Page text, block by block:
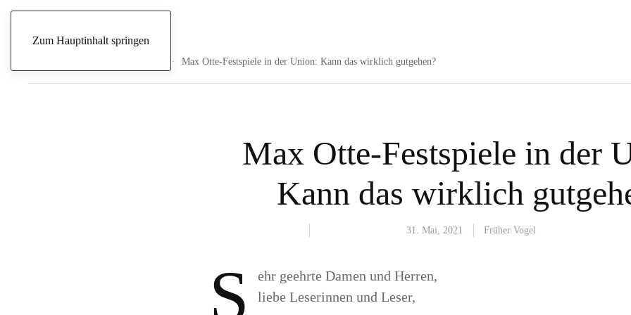
Zum Hauptinhalt springen
Max Otte-Festspiele in der Union: Kann das wirklich gutgehen?
Max Otte-Festspiele in der
Kann das wirklich
31. Mai, 2021 Früher Vogel
S
ehr geehrte Damen und Herren,
liebe Leserinnen und Leser,